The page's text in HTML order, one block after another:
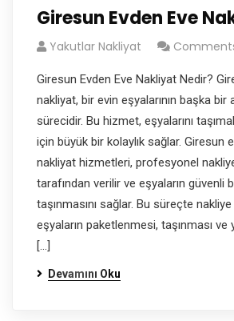
Giresun Evden Eve
Yakutlar Nakliyat
Giresun Evden Eve Nakliyat Nedir?
nakliyat, bir evin eşyalarının başka bir
sürecidir. Bu hizmet, eşyalarını
için büyük bir kolaylık sağlar. Giresun
nakliyat hizmetleri, profesyonel
tarafından verilir ve eşyaların güvenli
taşınmasını sağlar. Bu süreçte
eşyaların paketlenmesi, taşınması
[…]
Devamını Oku